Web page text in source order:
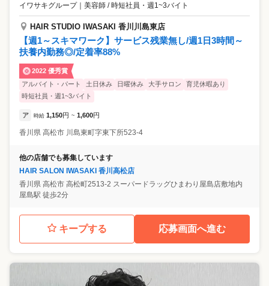
イワサキグループ｜ 美容師 / 時短社員・週1~3バイト
HAIR STUDIO IWASAKI 香川川島東店
【週1～スキマワーク】サービス残業無し/週1日3時間～
扶養内勤務◎/定着率88%
2022 優秀賞
アルバイト・パート
土日休み 日曜休み 大手サロン
育児休暇あり
時短社員・週1~3バイト
ア 時給 1,150円 ~ 1,600円
香川県 高松市 川島東町字東下所523-4
他の店舗でも募集しています
HAIR SALON IWASAKI 香川高松店
香川県 高松市 高松町2513-2 スーパードラッグひまわり屋島店敷地内
屋島駅 徒歩2分
キープする 応募画面へ進む